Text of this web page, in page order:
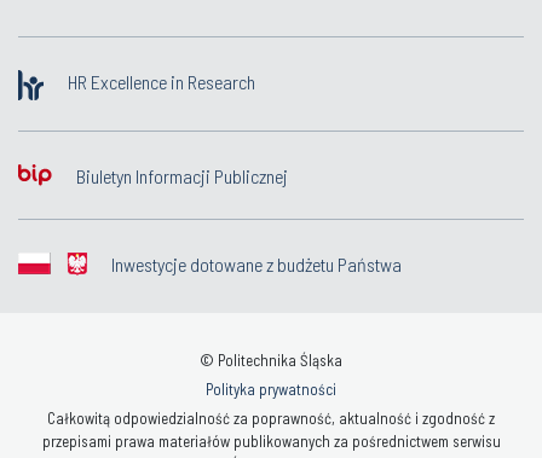
HR Excellence in Research
Biuletyn Informacji Publicznej
Inwestycje dotowane z budżetu Państwa
© Politechnika Śląska
Polityka prywatności
Całkowitą odpowiedzialność za poprawność, aktualność i zgodność z
przepisami prawa materiałów publikowanych za pośrednictwem serwisu